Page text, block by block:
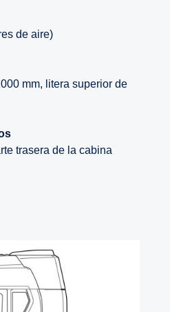
de aire)
mm, litera superior de
trasera de la cabina